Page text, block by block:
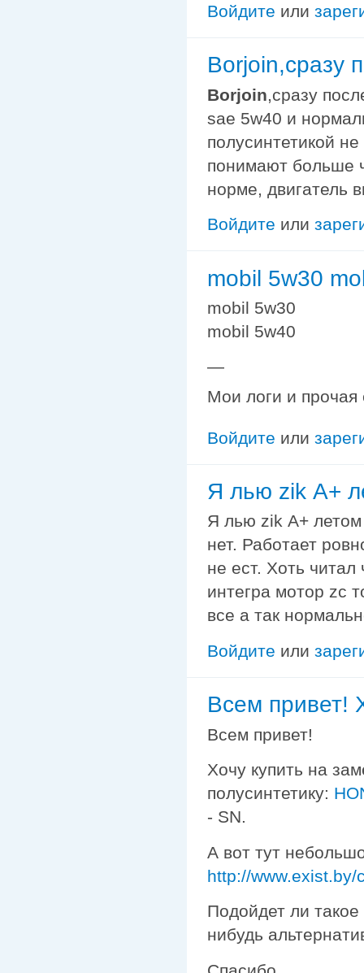
Войдите или
Borjoin,сразу
Borjoin ,сразу
sae 5w40 и
полусинтетикой
понимают больше
норме, двигатель
Войдите или
mobil 5w30
mobil 5w30
mobil 5w40
—
Мои логи и
Войдите или
Я лью zik А+
Я лью zik А+ летом
нет. Работает
не ест. Хоть
интегра мотор zc
все а так
Войдите или
Всем привет!
Всем привет!
Хочу купить на
полусинтетику:
- SN.
А вот тут
http://
Подойдет ли
нибудь